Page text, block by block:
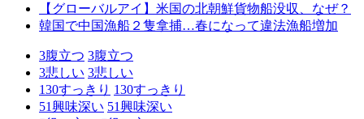
【グローバルアイ】米国の北朝鮮貨物船没収、なぜ？
韓国で中国漁船２隻拿捕…春になって違法漁船増加
3腹立つ 3腹立つ
3悲しい 3悲しい
130すっきり 130すっきり
51興味深い 51興味深い